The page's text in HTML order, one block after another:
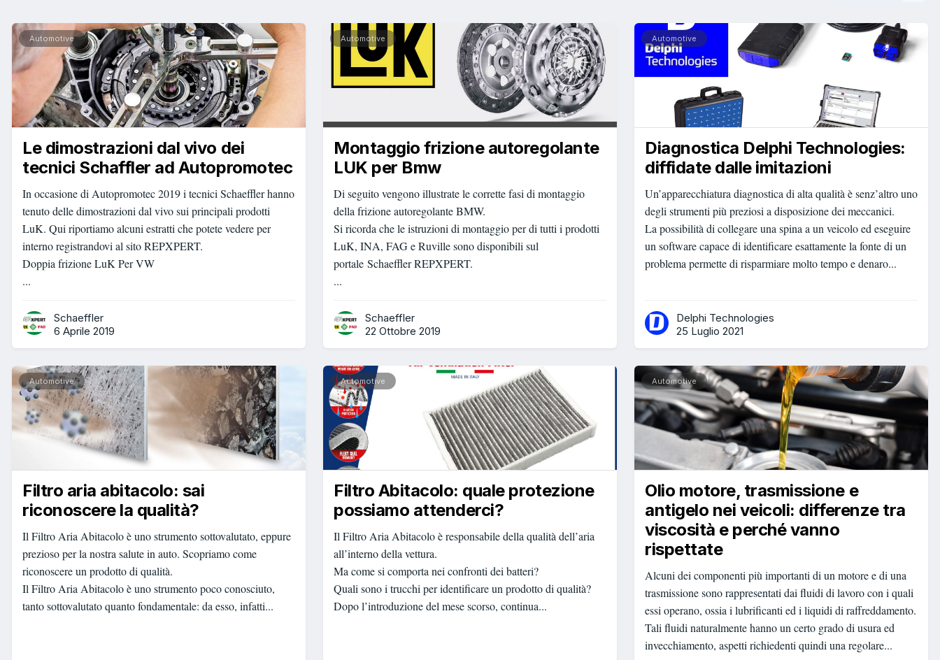
Automotive
Le dimostrazioni dal vivo dei
tecnici Schaffler ad Autopromotec
In occasione di Autopromotec 2019 i tecnici Schaeffler hanno
tenuto delle dimostrazioni dal vivo sui principali prodotti
LuK. Qui riportiamo alcuni estratti che potete vedere per
interno registrandovi al sito REPXPERT.
Doppia frizione LuK Per VW
...
Schaeffler
6 Aprile 2019
Automotive
Montaggio frizione autoregolante
LUK per Bmw
Di seguito vengono illustrate le corrette fasi di montaggio
della frizione autoregolante BMW.
Si ricorda che le istruzioni di montaggio per di tutti i prodotti
LuK, INA, FAG e Ruville sono disponibili sul
portale Schaeffler REPXPERT.
...
Schaeffler
22 Ottobre 2019
Automotive
Diagnostica Delphi Technologies:
diffidate dalle imitazioni
Un’apparecchiatura diagnostica di alta qualità è senz’altro uno
degli strumenti più preziosi a disposizione dei meccanici.
La possibilità di collegare una spina a un veicolo ed eseguire
un software capace di identificare esattamente la fonte di un
problema permette di risparmiare molto tempo e denaro...
Delphi Technologies
25 Luglio 2021
Automotive
Filtro aria abitacolo: sai
riconoscere la qualità?
Il Filtro Aria Abitacolo è uno strumento sottovalutato, eppure
prezioso per la nostra salute in auto. Scopriamo come
riconoscere un prodotto di qualità.
Il Filtro Aria Abitacolo è uno strumento poco conosciuto,
tanto sottovalutato quanto fondamentale: da esso, infatti...
Automotive
Filtro Abitacolo: quale protezione
possiamo attenderci?
Il Filtro Aria Abitacolo è responsabile della qualità dell’aria
all’interno della vettura.
Ma come si comporta nei confronti dei batteri?
Quali sono i trucchi per identificare un prodotto di qualità?
Dopo l’introduzione del mese scorso, continua...
Automotive
Olio motore, trasmissione e
antigelo nei veicoli: differenze tra
viscosità e perché vanno
rispettate
Alcuni dei componenti più importanti di un motore e di una
trasmissione sono rappresentati dai fluidi di lavoro con i quali
essi operano, ossia i lubrificanti ed i liquidi di raffreddamento.
Tali fluidi naturalmente hanno un certo grado di usura ed
invecchiamento, aspetti richiedenti quindi una regolare...